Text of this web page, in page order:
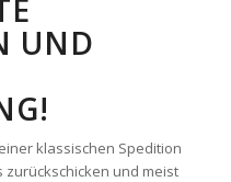
UND
klassischen Spedition
und meist